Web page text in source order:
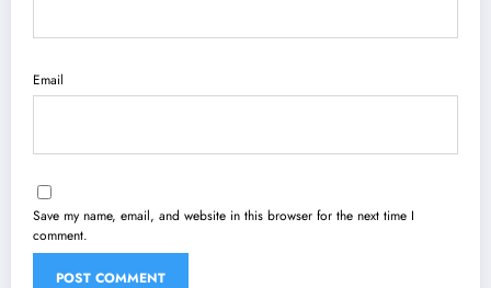
Email
Save my name, email, and website in this browser for the next time I
comment.